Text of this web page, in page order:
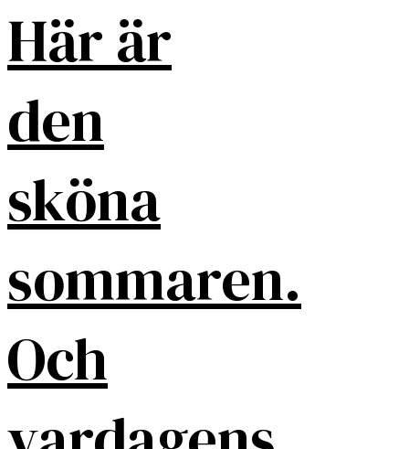
Här är
den
sköna
sommaren.
Och